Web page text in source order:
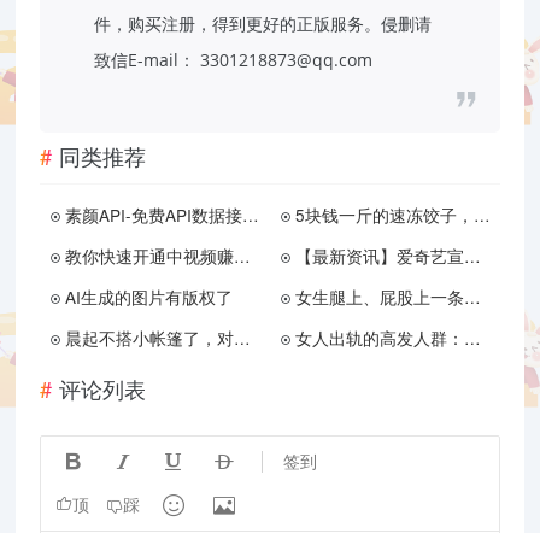
件，购买注册，得到更好的正版服务。侵删请
致信E-mail： 3301218873@qq.com
同类推荐
素颜API-免费API数据接口调用服务平台
5块钱一斤的速冻饺子，到底是用什么做的？网友：怪不得那么便宜
教你快速开通中视频赚取收益，亲测有用，有人卖5-200元一份，赚了大几万
【最新资讯】爱奇艺宣布恢复老会员高清投屏
AI生成的图片有版权了
女生腿上、屁股上一条条的橘皮组织是怎么来的？
晨起不搭小帐篷了，对男性意味着什么？会影响性能力吗？
女人出轨的高发人群：隔壁老王、 健身教练、男同事？看看你猜对没
评论列表
    签到
顶 踩  